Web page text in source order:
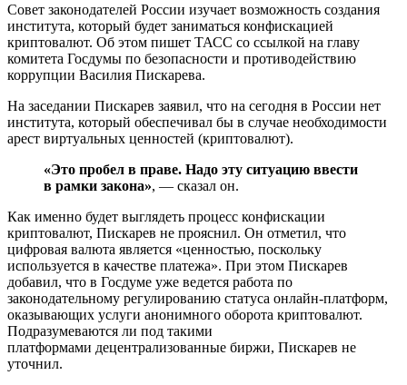
Совет законодателей России изучает возможность создания
института, который будет заниматься конфискацией
криптовалют. Об этом пишет ТАСС со ссылкой на главу
комитета Госдумы по безопасности и противодействию
коррупции Василия Пискарева.
На заседании Пискарев заявил, что на сегодня в России нет
института, который обеспечивал бы в случае необходимости
арест виртуальных ценностей (криптовалют).
«Это пробел в праве. Надо эту ситуацию ввести
в рамки закона», — сказал он.
Как именно будет выглядеть процесс конфискации
криптовалют, Пискарев не прояснил. Он отметил, что
цифровая валюта является «ценностью, поскольку
используется в качестве платежа». При этом Пискарев
добавил, что в Госдуме уже ведется работа по
законодательному регулированию статуса онлайн-платформ,
оказывающих услуги анонимного оборота криптовалют.
Подразумеваются ли под такими
платформами децентрализованные биржи, Пискарев не
уточнил.